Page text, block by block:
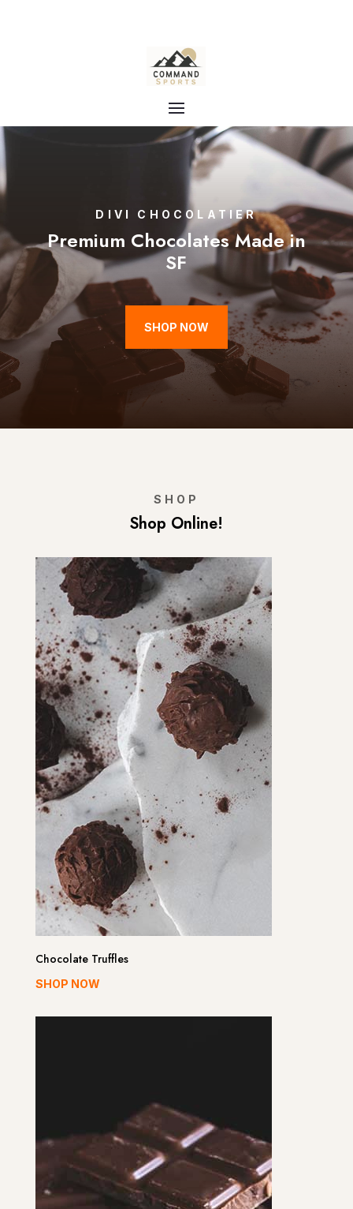
DIVI CHOCOLATIER
Premium Chocolates Made in
SF
SHOP NOW
SHOP
Shop Online!
Chocolate Truffles
SHOP NOW